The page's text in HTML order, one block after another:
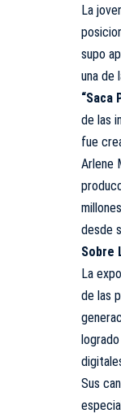
La
supo
una de
“Saca
de las
fue
Arlene
desde
Sobre
La
de las
Sus